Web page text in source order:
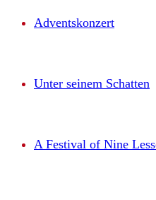
Adventskonzert
Unter seinem Schatten
A Festival of Nine